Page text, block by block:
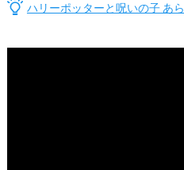
ハリーポッターと呪いの子 あ